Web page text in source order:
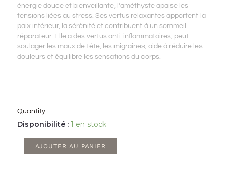
énergie douce et bienveillante, l’améthyste apaise les
tensions liées au stress. Ses vertus relaxantes apportent la
paix intérieur, la sérénité et contribuent à un sommeil
réparateur. Elle a des vertus anti-inflammatoires, peut
soulager les maux de tête, les migraines, aide à réduire les
douleurs et équilibre les sensations du corps.
Quantity
Disponibilité : 1 en stock
quantité
de
BouclesAJOUTER AU PANIER